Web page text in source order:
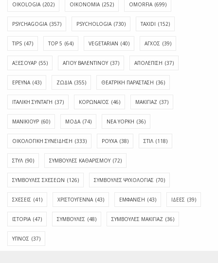
OIKOLOGIA (202) OIKONOMIA (252) OMORFIA (699)
PSYCHAGOGIA (357) PSYCHOLOGIA (730) TAXIDI (152)
TIPS (47) TOP 5 (64) VEGETARIAN (40) ΑΓΧΟΣ (39)
ΑΞΕΣΟΥΑΡ (55) ΑΓΊΟΥ ΒΑΛΕΝΤΊΝΟΥ (37) ΑΠΟΛΈΠΙΣΗ (37)
ΕΡΕΥΝΑ (43) ΖΩΔΙΑ (355) ΘΕΑΤΡΙΚΗ ΠΑΡΑΣΤΑΣΗ (36)
ΙΤΑΛΙΚΗ ΣΥΝΤΑΓΗ (37) ΚΟΡΩΝΑΪΟΣ (46) ΜΑΚΙΓΙΑΖ (37)
ΜΑΝΙΚΙΟΥΡ (60) ΜΟΔΑ (74) ΝΕΑ ΥΟΡΚΗ (36)
ΟΙΚΟΛΟΓΙΚΗ ΣΥΝΕΙΔΗΣΗ (333) ΡΟΥΧΑ (38) ΣΤΙΛ (118)
ΣΤΥΛ (90) ΣΥΜΒΟΥΛΕΣ ΚΑΘΑΡΙΣΜΟΥ (72)
ΣΥΜΒΟΥΛΕΣ ΣΧΕΣΕΩΝ (126) ΣΥΜΒΟΥΛΕΣ ΨΥΧΟΛΟΓΙΑΣ (70)
ΣΧΕΣΕΙΣ (41) ΧΡΙΣΤΟΥΓΕΝΝΑ (43) ΕΜΦΆΝΙΣΗ (43) ΙΔΈΕΣ (39)
ΙΣΤΟΡΊΑ (47) ΣΥΜΒΟΥΛΈΣ (48) ΣΥΜΒΟΥΛΈΣ ΜΑΚΙΓΙΆΖ (36)
ΎΠΝΟΣ (37)